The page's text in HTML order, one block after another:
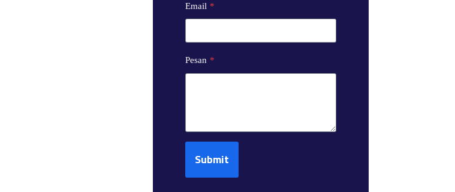
Email *
Pesan *
Submit